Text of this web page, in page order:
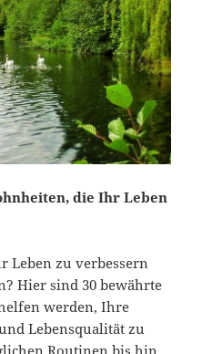
die Ihr Leben
Leben zu verbessern
Hier sind 30 bewährte
werden, Ihre
Lebensqualität zu
Routinen bis hin